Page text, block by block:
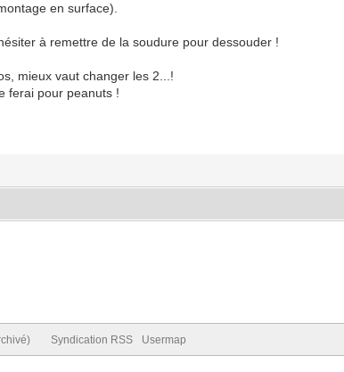
en surface).
à remettre de la soudure pour dessouder !
mieux vaut changer les 2...!
ferai pour peanuts !
Syndication RSS Usermap